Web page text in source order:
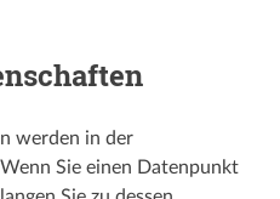
werden in der
Sie einen Datenpunkt